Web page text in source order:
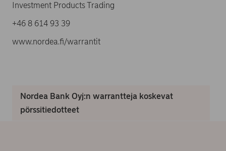
Investment Products Trading
+46 8 614 93 39
www.nordea.fi/warrantit
Nordea Bank Oyj:n warrantteja koskevat
pörssitiedotteet